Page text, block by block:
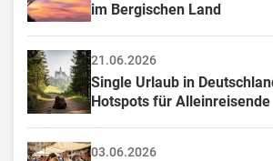
im Bergischen Land
21.06.2026
Single Urlaub in
Hotspots für Alleinreisende
03.06.2026